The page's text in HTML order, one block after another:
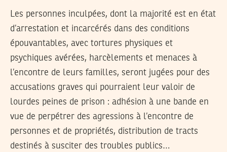
Les personnes inculpées, dont la majorité est en état
d’arrestation et incarcérés dans des conditions
épouvantables, avec tortures physiques et
psychiques avérées, harcèlements et menaces à
l’encontre de leurs familles, seront jugées pour des
accusations graves qui pourraient leur valoir de
lourdes peines de prison : adhésion à ‎une bande en
vue de perpétrer des agressions à l’encontre de
‎personnes et de propriétés, distribution de tracts
destinés à susciter ‎des troubles publics…